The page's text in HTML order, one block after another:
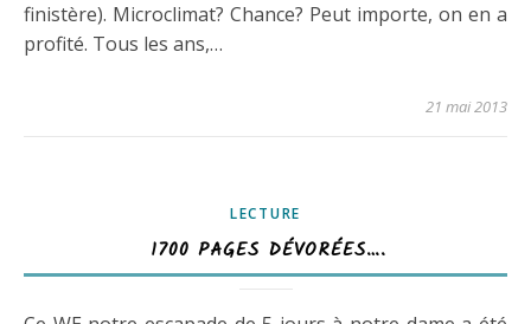
finistère). Microclimat? Chance? Peut importe, on en a
profité. Tous les ans,…
21 mai 2013
LECTURE
1700 PAGES DÉVORÉES….